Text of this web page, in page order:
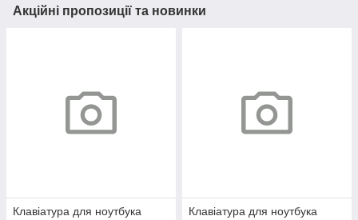
Акційні пропозиції та новинки
Клавіатура для ноутбука
Клавіатура для ноутбука